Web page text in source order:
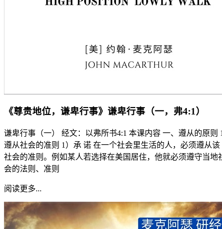
《尊贵地位，谦卑行事》谦卑行事（一，弗4:1）
谦卑行事（一） 经文：以弗所书4:1 本课内容 一、遵从的原则
遵从社会的准则 1）承 诺 在一个社会里生活的人，必须遵从该
社会的准则。例如某人若选择在美国居住，他就必须遵守当地
会的法则、准则
阅读更多...